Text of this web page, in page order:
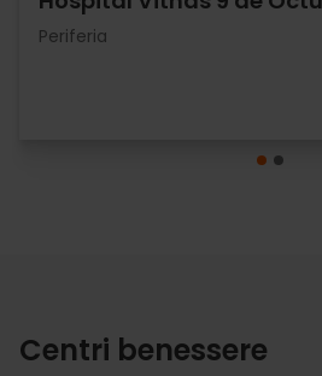
Periferia
Centri benessere